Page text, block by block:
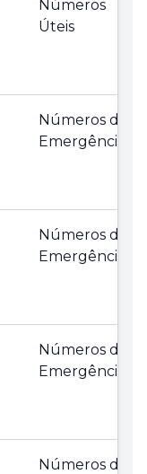
Números
Úteis
Números de
Emergência
Números de
Emergência
Números de
Emergência
Números de